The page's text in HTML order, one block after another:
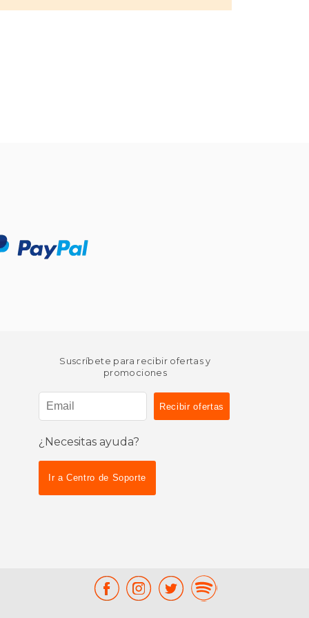
Suscríbete para recibir ofertas y
promociones
¿Necesitas ayuda?
Ir a Centro de Soporte